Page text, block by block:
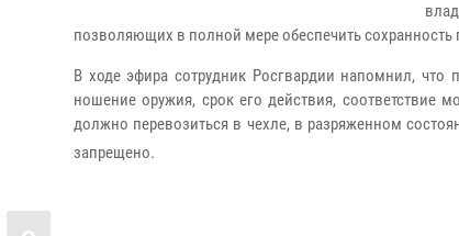
позволяющих в полной мере обеспечить
В ходе эфира сотрудник Росгвардии напомнил,
ношение оружия, срок его действия, соответствие
должно перевозиться в чехле, в разряженном
запрещено.